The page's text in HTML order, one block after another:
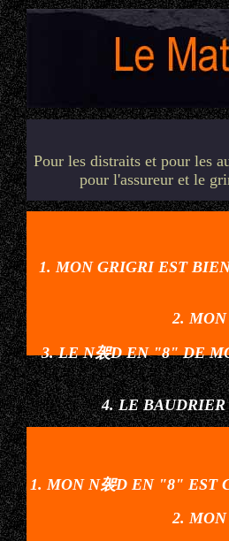
Pour les distraits et pour les
pour l'assureur et le
1. MON GRIGRI EST
2.
3. LE N袈D EN "8" DE
4. LE
1. MON N袈D EN "8" EST
2.